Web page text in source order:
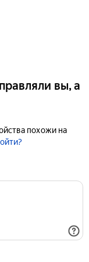
вы, а
похожи на